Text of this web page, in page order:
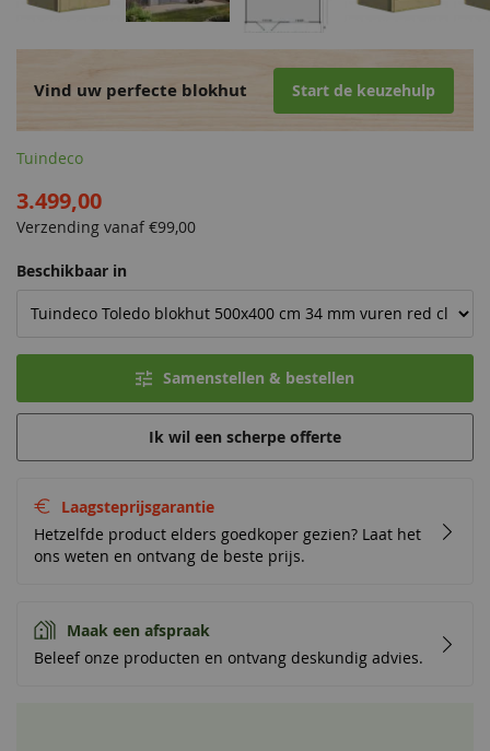
Vind uw perfecte blokhut Start de keuzehulp
Tuindeco
3.499,00
Verzending vanaf €99,00
Beschikbaar in
Laagsteprijsgarantie
Hetzelfde product elders goedkoper gezien? Laat het
ons weten en ontvang de beste prijs.
Maak een afspraak
Beleef onze producten en ontvang deskundig advies.
Samenstellen & bestellen
Ik wil een scherpe offerte